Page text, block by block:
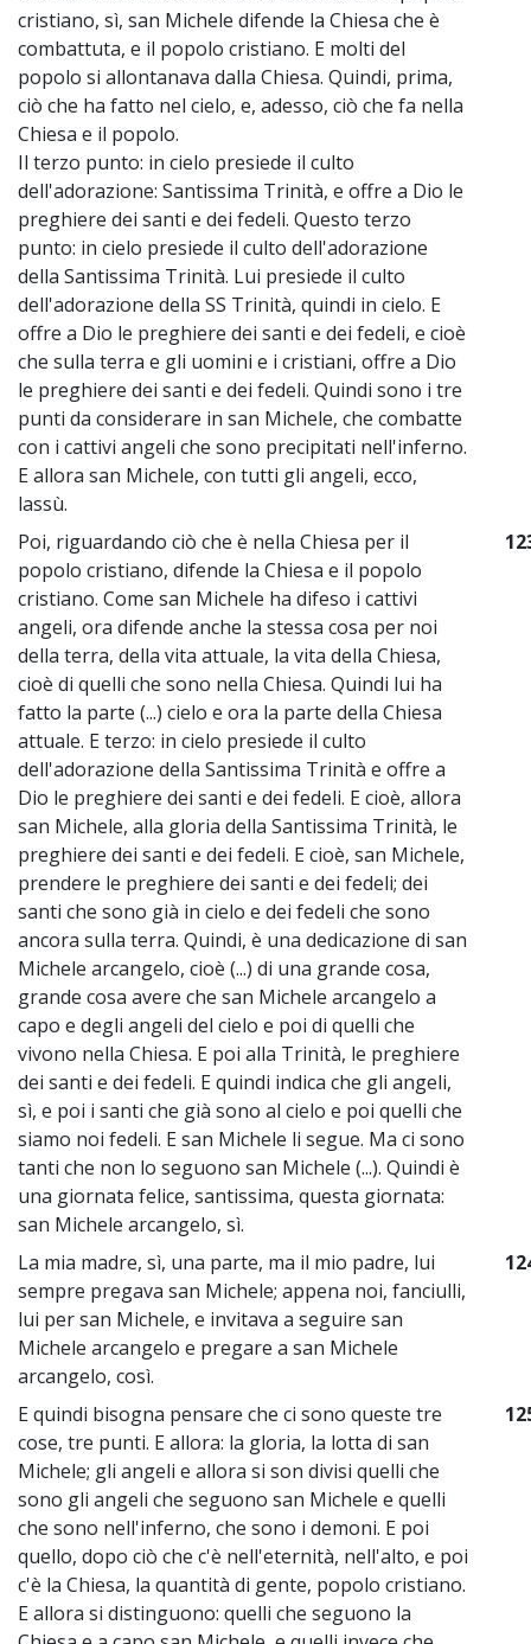
cristiano, sì, san Michele difende la Chiesa che è
combattuta, e il popolo cristiano. E molti del
popolo si allontanava dalla Chiesa. Quindi, prima,
ciò che ha fatto nel cielo, e, adesso, ciò che fa nella
Chiesa e il popolo.
Il terzo punto: in cielo presiede il culto
dell'adorazione: Santissima Trinità, e offre a Dio le
preghiere dei santi e dei fedeli. Questo terzo
punto: in cielo presiede il culto dell'adorazione
della Santissima Trinità. Lui presiede il culto
dell'adorazione della SS Trinità, quindi in cielo. E
offre a Dio le preghiere dei santi e dei fedeli, e cioè
che sulla terra e gli uomini e i cristiani, offre a Dio
le preghiere dei santi e dei fedeli. Quindi sono i tre
punti da considerare in san Michele, che combatte
con i cattivi angeli che sono precipitati nell'inferno.
E allora san Michele, con tutti gli angeli, ecco,
lassù.
Poi, riguardando ciò che è nella Chiesa per il
popolo cristiano, difende la Chiesa e il popolo
cristiano. Come san Michele ha difeso i cattivi
angeli, ora difende anche la stessa cosa per noi
della terra, della vita attuale, la vita della Chiesa,
cioè di quelli che sono nella Chiesa. Quindi lui ha
fatto la parte (...) cielo e ora la parte della Chiesa
attuale. E terzo: in cielo presiede il culto
dell'adorazione della Santissima Trinità e offre a
Dio le preghiere dei santi e dei fedeli. E cioè, allora
san Michele, alla gloria della Santissima Trinità, le
preghiere dei santi e dei fedeli. E cioè, san Michele,
prendere le preghiere dei santi e dei fedeli; dei
santi che sono già in cielo e dei fedeli che sono
ancora sulla terra. Quindi, è una dedicazione di san
Michele arcangelo, cioè (...) di una grande cosa,
grande cosa avere che san Michele arcangelo a
capo e degli angeli del cielo e poi di quelli che
vivono nella Chiesa. E poi alla Trinità, le preghiere
dei santi e dei fedeli. E quindi indica che gli angeli,
sì, e poi i santi che già sono al cielo e poi quelli che
siamo noi fedeli. E san Michele li segue. Ma ci sono
tanti che non lo seguono san Michele (...). Quindi è
una giornata felice, santissima, questa giornata:
san Michele arcangelo, sì.
La mia madre, sì, una parte, ma il mio padre, lui
sempre pregava san Michele; appena noi, fanciulli,
lui per san Michele, e invitava a seguire san
Michele arcangelo e pregare a san Michele
arcangelo, così.
E quindi bisogna pensare che ci sono queste tre
cose, tre punti. E allora: la gloria, la lotta di san
Michele; gli angeli e allora si son divisi quelli che
sono gli angeli che seguono san Michele e quelli
che sono nell'inferno, che sono i demoni. E poi
quello, dopo ciò che c'è nell'eternità, nell'alto, e poi
c'è la Chiesa, la quantità di gente, popolo cristiano.
E allora si distinguono: quelli che seguono la